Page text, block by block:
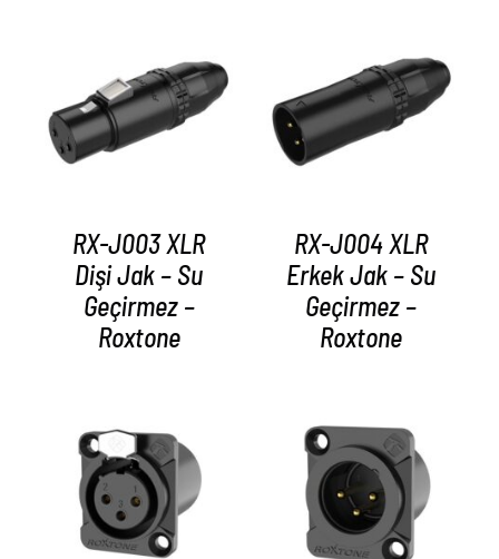
AYRINTILAR
RX-J003 XLR
Dişi Jak – Su
Geçirmez –
Roxtone
AYRINTILAR
RX-J004 XLR
Erkek Jak – Su
Geçirmez –
Roxtone
AYRINTILAR AYRINTILAR